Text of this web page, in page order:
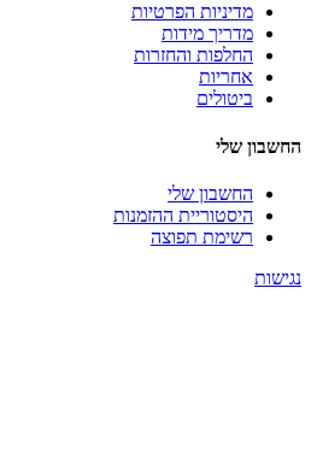
מדיניות הפרטיות
מדריך מידות
החלפות והחזרות
אחריות
ביטולים
החשבון שלי
החשבון שלי
היסטוריית ההזמנות
רשימת תפוצה
נגישות